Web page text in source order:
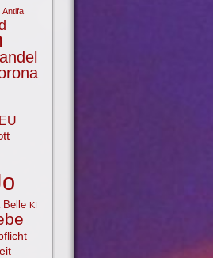
Antifa
EU
Belle KI